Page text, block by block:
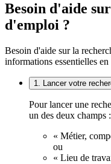
Besoin d'aide
d'emploi ?
Besoin d'aide sur la
informations essentielles
1. Lancer votre
Pour lancer une
un des deux champs :
« Métier,
ou
« Lieu de